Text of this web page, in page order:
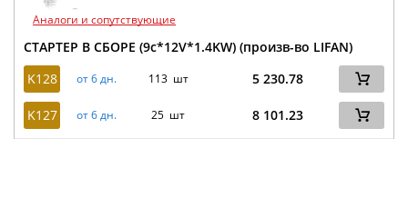
Аналоги и сопутствующие
СТАРТЕР В СБОРЕ (9c*12V*1.4KW) (произв-во LIFAN)
K128
от 6 дн. 113 шт 5 230.78
K127 от 6 дн. 25 шт 8 101.23